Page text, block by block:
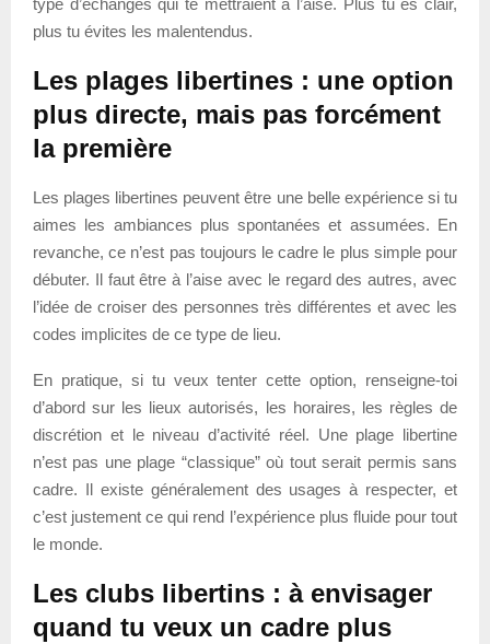
plus tu évites les malentendus.
Les plages libertines : une option
plus directe, mais pas forcément
la première
Les plages libertines peuvent être une belle expérience si tu
aimes les ambiances plus spontanées et assumées. En
revanche, ce n’est pas toujours le cadre le plus simple pour
débuter. Il faut être à l’aise avec le regard des autres, avec
l’idée de croiser des personnes très différentes et avec les
codes implicites de ce type de lieu.
En pratique, si tu veux tenter cette option, renseigne-toi
d’abord sur les lieux autorisés, les horaires, les règles de
discrétion et le niveau d’activité réel. Une plage libertine
n’est pas une plage “classique” où tout serait permis sans
cadre. Il existe généralement des usages à respecter, et
c’est justement ce qui rend l’expérience plus fluide pour tout
le monde.
Les clubs libertins : à envisager
quand tu veux un cadre plus